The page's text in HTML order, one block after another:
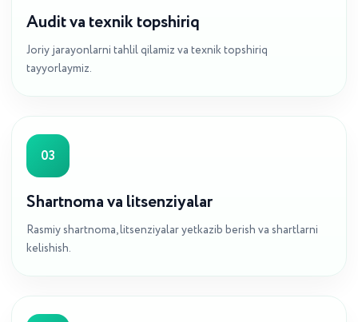
Audit va texnik topshiriq
Joriy jarayonlarni tahlil qilamiz va texnik topshiriq
tayyorlaymiz.
03
Shartnoma va litsenziyalar
Rasmiy shartnoma, litsenziyalar yetkazib berish va shartlarni
kelishish.